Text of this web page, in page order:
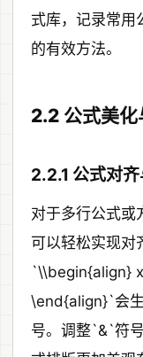
式库，记录常用
的有效方法。
2.2 公式美化
2.2.1 公式对
对于多行公式
可以轻松实现对
`\\begin{align}
\end{align}`会
号。调整`&`符